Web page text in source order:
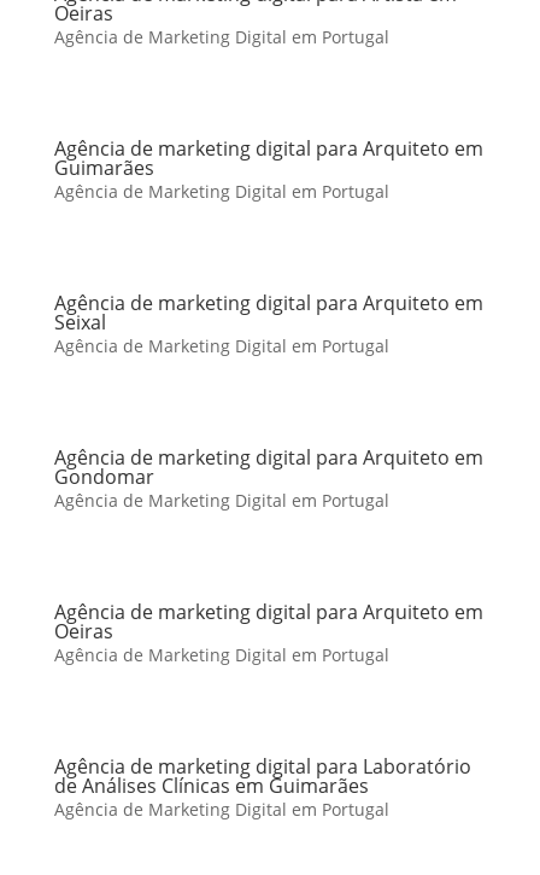
Oeiras
Agência de Marketing Digital em Portugal
Agência de marketing digital para Arquiteto em
Guimarães
Agência de Marketing Digital em Portugal
Agência de marketing digital para Arquiteto em
Seixal
Agência de Marketing Digital em Portugal
Agência de marketing digital para Arquiteto em
Gondomar
Agência de Marketing Digital em Portugal
Agência de marketing digital para Arquiteto em
Oeiras
Agência de Marketing Digital em Portugal
Agência de marketing digital para Laboratório
de Análises Clínicas em Guimarães
Agência de Marketing Digital em Portugal